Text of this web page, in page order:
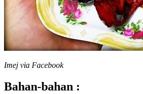
Imej via Facebook
Bahan-bahan :